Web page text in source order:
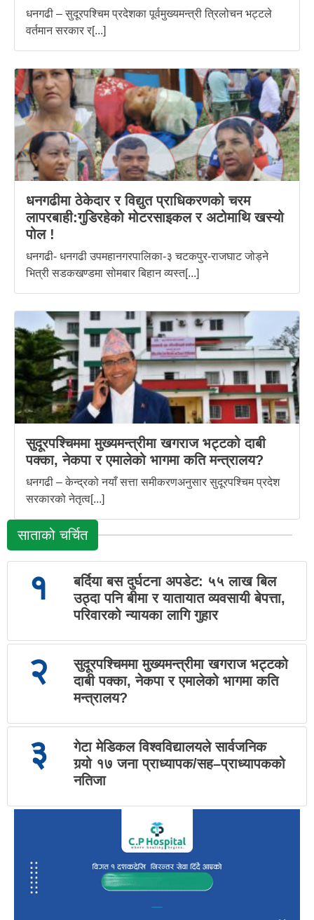
धनगढी – सुदूरपश्चिम प्रदेशका पूर्वमुख्यमन्त्री त्रिलोचन भट्टले
वर्तमान सरकार र[...]
धनगढीमा ठेकेदार र विद्युत प्राधिकरणको चरम
लापरबाही:गुडिरहेको मोटरसाइकल र अटोमाथि खस्यो
पोल !
धनगढी- धनगढी उपमहानगरपालिका-३ चटकपुर-राजघाट जोड्ने
भित्री सडकखण्डमा सोमबार बिहान व्यस्त[...]
सुदूरपश्चिममा मुख्यमन्त्रीमा खगराज भट्टको दाबी
पक्का, नेकपा र एमालेको भागमा कति मन्त्रालय?
धनगढी – केन्द्रको नयाँ सत्ता समीकरणअनुसार सुदूरपश्चिम प्रदेश
सरकारको नेतृत्व[...]
साताको चर्चित
१
बर्दिया बस दुर्घटना अपडेट: ५५ लाख बिल
उठ्दा पनि बीमा र यातायात व्यवसायी बेपत्ता,
परिवारको न्यायका लागि गुहार
२
सुदूरपश्चिममा मुख्यमन्त्रीमा खगराज भट्टको
दाबी पक्का, नेकपा र एमालेको भागमा कति
मन्त्रालय?
३
गेटा मेडिकल विश्वविद्यालयले सार्वजनिक
गर्‍यो १७ जना प्राध्यापक/सह–प्राध्यापकको
नतिजा